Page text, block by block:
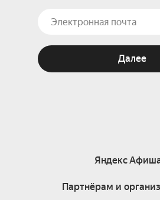
Далее
Яндекс
Справка
Партнёрам и